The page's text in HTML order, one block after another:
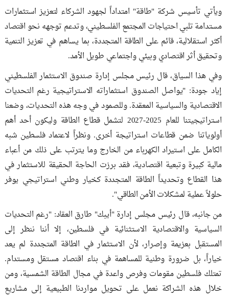
ويأتي تأسيس شركة "طاقة" امتداداً لجهود الشركاء لتعزيز استثمارات
مستدامة تلبي احتياجات المجتمع الفلسطيني، وتدعم توجهه نحو اقتصاد
أكثر استقلالية، قائم على الطاقة المتجددة، بما يساهم في تعزيز التنمية
وتحقيق أثر اقتصادي وبيئي واجتماعي طويل الأمد.
وفي هذا السياق، قال رئيس مجلس إدارة صندوق الاستثمار الفلسطيني
إياد جودة: "يواصل الصندوق استثماراته الاستراتيجية رغم التحديات
الاقتصادية والسياسية المعقدة. وللصمود في وجه هذه التحديات، وضعنا
استراتيجيتنا للعام 2025-2027 لتشمل قطاع الطاقة وليكون أحد أهم
أولوياتنا ضمن قطاعات استراتيجة أخرى. ونظراً لاعتماد فلسطين شبه
الكامل على استيراد الكهرباء من الخارج وما يترتب على ذلك من أعباء
مالية كبيرة وتبعية اقتصادية، فقد برزت الحاجة الحقيقة للاستثمار في
هذا القطاع وتحديداً الطاقة المتجددة كخيار وطني استراتيجي يوفر
حلولاً عملية لمشكلات الأمن الطاقي".
من جانبه، قال رئيس مجلس إدارة "أيبك" طارق العقاد: "رغم التحديات
السياسية والاقتصادية الاستثنائية في فلسطين، إلا أننا ننظر إلى
المستقبل بعزيمة وإصرار، لأن الاستثمار في الطاقة المتجددة لم يعد
خياراً، بل ضرورة وطنية للمساهمة في بناء اقتصاد مستقل ومستدام.
تمتلك فلسطين مقومات وفرص واعدة في مجال الطاقة الشمسية، ومن
خلال هذه الشراكة نعمل على تحويل مواردنا الطبيعية إلى مشاريع